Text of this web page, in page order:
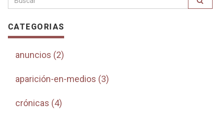
CATEGORIAS
anuncios (2)
aparición-en-medios (3)
crónicas (4)